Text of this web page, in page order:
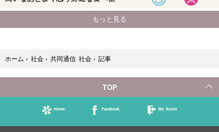
ホーム › 社会 › 共同通信 社会 › 記事
TOP
Home Facebook My Room